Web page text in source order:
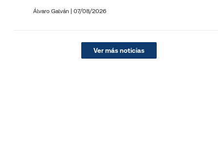
Álvaro Galván | 07/08/2026
Ver más noticias